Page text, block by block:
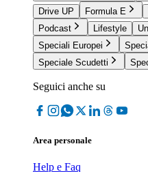
Drive UP
Formula E
Podcast
Lifestyle
Speciali Europei
Speciale Scudetti
Seguici anche su
Area personale
Help e Faq